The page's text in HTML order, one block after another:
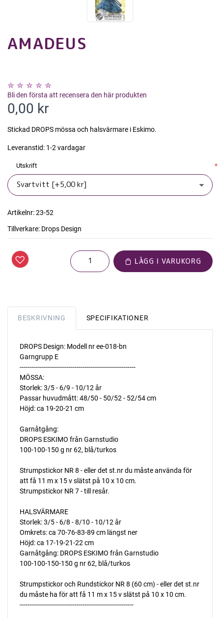
AMADEUS
Bli den första att recensera den här produkten
0,00 kr
Stickad DROPS mössa och halsvärmare i Eskimo.
Leveranstid: 1-2 vardagar
Utskrift *
Artikelnr:23-52
Tillverkare: Drops Design
LÄGG I VARUKORG
BESKRIVNING SPECIFIKATIONER
DROPS Design: Modell nr ee-018-bn
Garngrupp E
-----------------------------------------------------------
MÖSSA:
Storlek: 3/5 - 6/9 - 10/12 år
Passar huvudmått: 48/50 - 50/52 - 52/54 cm
Höjd: ca 19-20-21 cm
Garnåtgång:
DROPS ESKIMO från Garnstudio
100-100-150 g nr 62, blå/turkos
Strumpstickor NR 8 - eller det st.nr du måste använda för
att få 11 m x 15 v slätst på 10 x 10 cm.
Strumpstickor NR 7 - till resår.
HALSVÄRMARE
Storlek: 3/5 - 6/8 - 8/10 - 10/12 år
Omkrets: ca 70-76-83-89 cm längst ner
Höjd: ca 17-19-21-22 cm
Garnåtgång: DROPS ESKIMO från Garnstudio
100-100-150-150 g nr 62, blå/turkos
Strumpstickor och Rundstickor NR 8 (60 cm) - eller det st.nr
du måste ha för att få 11 m x 15 v slätst på 10 x 10 cm.
----------------------------------------------------------